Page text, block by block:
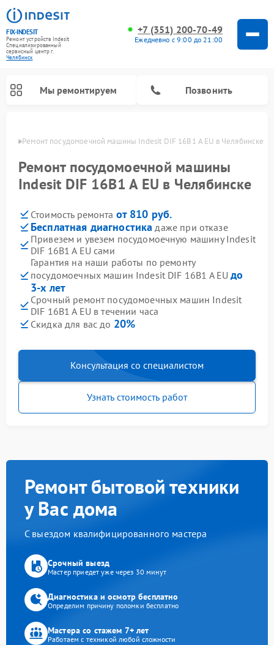
FIX-INDESIT
Ремонт устройств Indesit
Специализированный
cервисный центр г.
Челябинск
+7 (351) 200-70-49
Ежедневно с 9:00 до 21:00
Мы ремонтируем Позвонить
Ремонт посудомоечной машины Indesit DIF 16B1 A EU в Челябинске
Ремонт посудомоечной машины
Indesit DIF 16B1 A EU в Челябинске
Стоимость ремонта от 810 руб.
Бесплатная диагностика даже при отказе
Привезем и увезем посудомоечную машину Indesit
DIF 16B1 A EU сами
Гарантия на наши работы по ремонту
посудомоечных машин Indesit DIF 16B1 A EUдо
3-х лет
Срочный ремонт посудомоечных машин Indesit
DIF 16B1 A EU в течении часа
Скидка для вас до 20%
Консультация со специалистом
Узнать стоимость работ
Ремонт бытовой техники
у Вас дома
С выездом квалифицированного мастера
Срочный выезд
Мастер приедет уже через 30 минут
Диагностика и осмотр бесплатно
Определим причину поломки бесплатно
Мастера со стажем 7+ лет
Работаем с техникой любой сложности